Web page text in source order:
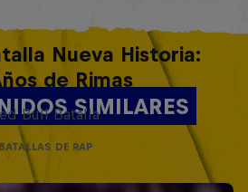
SIMILARES
Nueva Historia:
de Rimas
Bull Batalla
BATALLAS DE RAP